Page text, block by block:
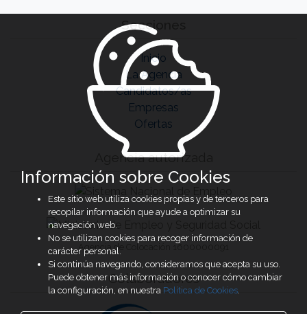
Secciones
Inicio
La Agencia
Candidatos/as
Empresas
Ofertas
Agencia autorizada
Agencia de Colocación 1600000091
Colaboradores
Información sobre Cookies
Este sitio web utiliza cookies propias y de terceros para
recopilar información que ayude a optimizar su
navegación web.
No se utilizan cookies para recoger información de
carácter personal.
Si continúa navegando, consideramos que acepta su uso.
Puede obtener más información o conocer cómo cambiar
la configuración, en nuestra Política de Cookies.